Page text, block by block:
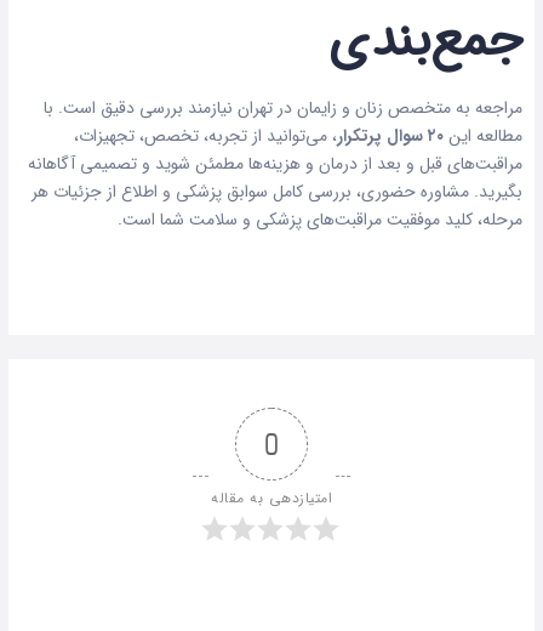
جمع‌بندی
مراجعه به متخصص زنان و زایمان در تهران نیازمند بررسی دقیق است. با
مطالعه این۲۰ سوال پرتکرار
، می‌توانید از تجربه، تخصص، تجهیزات،
مراقبت‌های قبل و بعد از درمان و هزینه‌ها مطمئن شوید و تصمیمی آگاهانه
بگیرید. مشاوره حضوری، بررسی کامل سوابق پزشکی و اطلاع از جزئیات هر
مرحله، کلید موفقیت مراقبت‌های پزشکی و سلامت شما است.
0
امتیازدهی به مقاله